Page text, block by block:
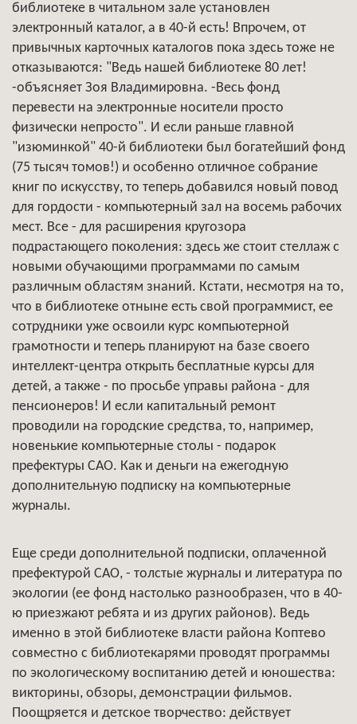
библиотеке в читальном зале установлен
электронный каталог, а в 40-й есть! Впрочем, от
привычных карточных каталогов пока здесь тоже не
отказываются: "Ведь нашей библиотеке 80 лет!
-объясняет Зоя Владимировна. -Весь фонд
перевести на электронные носители просто
физически непросто". И если раньше главной
"изюминкой" 40-й библиотеки был богатейший фонд
(75 тысяч томов!) и особенно отличное собрание
книг по искусству, то теперь добавился новый повод
для гордости - компьютерный зал на восемь рабочих
мест. Все - для расширения кругозора
подрастающего поколения: здесь же стоит стеллаж с
новыми обучающими программами по самым
различным областям знаний. Кстати, несмотря на то,
что в библиотеке отныне есть свой программист, ее
сотрудники уже освоили курс компьютерной
грамотности и теперь планируют на базе своего
интеллект-центра открыть бесплатные курсы для
детей, а также - по просьбе управы района - для
пенсионеров! И если капитальный ремонт
проводили на городские средства, то, например,
новенькие компьютерные столы - подарок
префектуры САО. Как и деньги на ежегодную
дополнительную подписку на компьютерные
журналы.
Еще среди дополнительной подписки, оплаченной
префектурой САО, - толстые журналы и литература по
экологии (ее фонд настолько разнообразен, что в 40-
ю приезжают ребята и из других районов). Ведь
именно в этой библиотеке власти района Коптево
совместно с библиотекарями проводят программы
по экологическому воспитанию детей и юношества:
викторины, обзоры, демонстрации фильмов.
Поощряется и детское творчество: действует